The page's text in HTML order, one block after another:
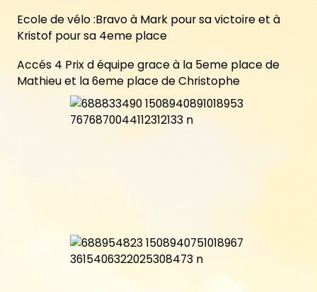
Ecole de vélo :Bravo à Mark pour sa victoire et à
Kristof pour sa 4eme place
Accés 4 Prix d équipe grace à la 5eme place de
Mathieu et la 6eme place de Christophe